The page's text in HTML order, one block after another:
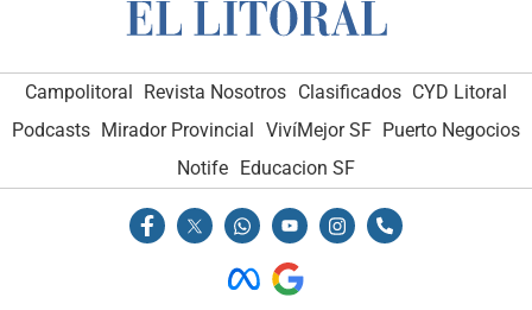
Campolitoral Revista Nosotros Clasificados CYD Litoral
Podcasts Mirador Provincial VivíMejor SF Puerto Negocios
Notife Educacion SF